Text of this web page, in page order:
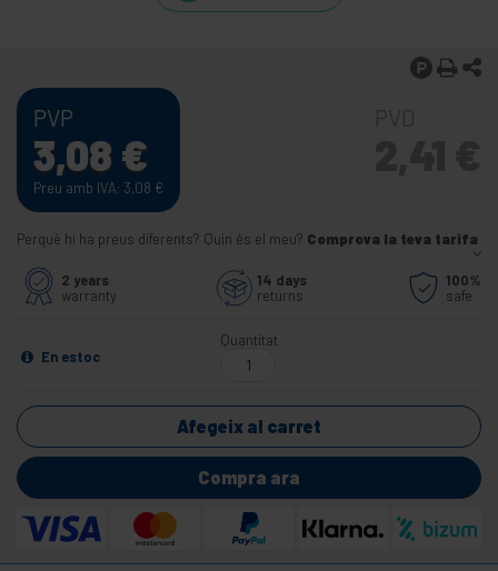
PVP
3,08 €
Preu amb IVA: 3,08 €
Perquè hi ha preus diferents? Quin és el meu? Comprova la teva tarifa
2 years
warranty
14 days
returns
100%
safe
En estoc
Quantitat
Afegeix al carret
Compra ara